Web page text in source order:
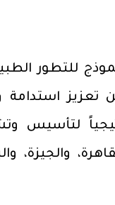
بروتوكول المرحلة الجديدة للأعوام
استدامة
والجيزة،